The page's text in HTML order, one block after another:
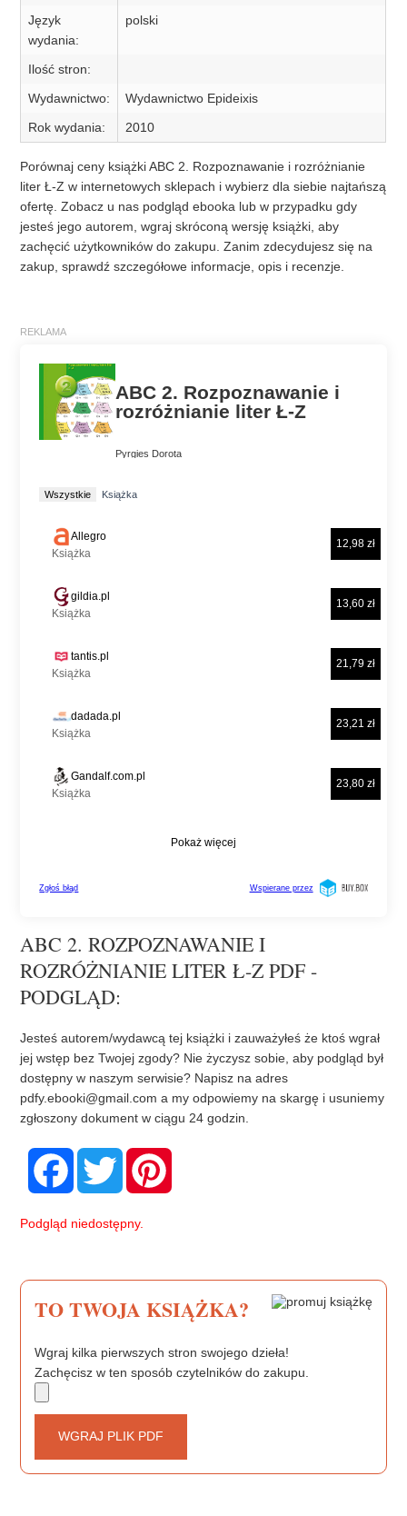
Język
wydania:
polski
Ilość stron:
Wydawnictwo:
Wydawnictwo Epideixis
Rok wydania:
2010
Porównaj ceny książki ABC 2. Rozpoznawanie i rozróżnianie
liter Ł-Z w internetowych sklepach i wybierz dla siebie najtańszą
ofertę. Zobacz u nas podgląd ebooka lub w przypadku gdy
jesteś jego autorem, wgraj skróconą wersję książki, aby
zachęcić użytkowników do zakupu. Zanim zdecydujesz się na
zakup, sprawdź szczegółowe informacje, opis i recenzje.
ABC 2. ROZPOZNAWANIE I
ROZRÓŻNIANIE LITER Ł-Z PDF -
PODGLĄD:
Jesteś autorem/wydawcą tej książki i zauważyłeś że ktoś wgrał
jej wstęp bez Twojej zgody? Nie życzysz sobie, aby podgląd był
dostępny w naszym serwisie? Napisz na adres
pdfy.ebooki@gmail.com a my odpowiemy na skargę i usuniemy
zgłoszony dokument w ciągu 24 godzin.
F
o
T
w
e
Podgląd niedostępny.
TO TWOJA KSIĄŻKA?
Wgraj kilka pierwszych stron swojego dzieła!
Zachęcisz w ten sposób czytelników do zakupu.
WGRAJ PLIK PDF